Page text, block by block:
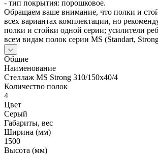
- тип покрытия: порошковое.
Обращаем ваше внимание, что полки и
всех вариантах комплектации, но
полки и стойки одной серии; усилители
всем видам полок серии MS (Standart,
Общие
Наименование
Стеллаж MS Strong 310/150х40/4
Количество полок
4
Цвет
Серый
Габариты, вес
Ширина (мм)
1500
Высота (мм)